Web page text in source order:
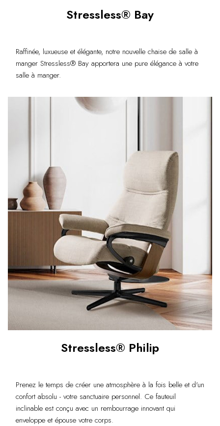
Stressless® Bay
Raffinée, luxueuse et élégante, notre nouvelle chaise de salle à
manger Stressless® Bay apportera une pure élégance à votre
salle à manger.
Stressless® Philip
Prenez le temps de créer une atmosphère à la fois belle et d'un
confort absolu - votre sanctuaire personnel. Ce fauteuil
inclinable est conçu avec un rembourrage innovant qui
enveloppe et épouse votre corps.